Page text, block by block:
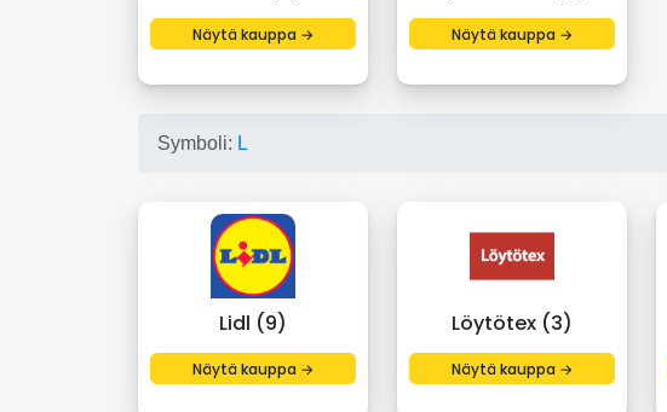
Näytä kauppa → Näytä kauppa →
Symboli: L
Lidl (9)
Näytä kauppa →
Löytötex (3)
Näytä kauppa →